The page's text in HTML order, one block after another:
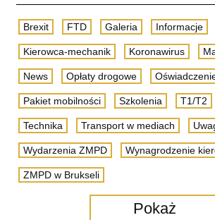
Brexit FTD Galeria Informacje
Kierowca-mechanik Koronawirus
News Opłaty drogowe
Pakiet mobilności Szkolenia T1/T2
Technika Transport w mediach
Wydarzenia ZMPD Wynagrodzenie
ZMPD w Brukseli
Pokaż